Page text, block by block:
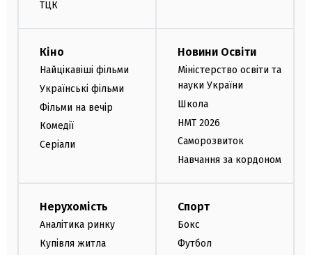
ТЦК
Кіно
Найцікавіші фільми
Українські фільми
Фільми на вечір
Комедії
Серіали
Новини Освіти
Міністерство освіти та
науки України
Школа
НМТ 2026
Саморозвиток
Навчання за кордоном
Нерухомість
Аналітика ринку
Купівля житла
Спорт
Бокс
Футбол